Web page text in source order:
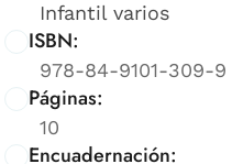
Infantil varios
ISBN:
978-84-9101-309-9
Páginas:
10
Encuadernación: